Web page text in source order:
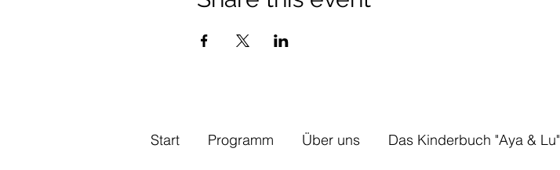
Start Programm Über uns Das Kinderbuch "Aya & Lu"